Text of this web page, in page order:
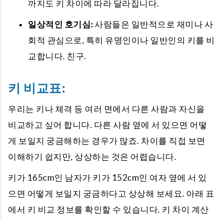
까지도 키 차이에 따라 달라집니다.
일상적인 호기심: 사람들은 일반적으로 재미나 사
회적 관심으로, 특히 유명인이나 일반인의 키를 비
교합니다. 친구.
키 비교표:
우리는 키나 체격 등 여러 면에서 다른 사람과 자신을
비교하고 싶어 합니다. 다른 사람 옆에 서 있으면 어떻
게 보일지 궁금해하는 경우가 많죠. 차이를 직접 보면
이해하기 쉽지만, 상상하는 것은 어렵습니다.
키가 165cm인 남자가 키가 152cm인 여자 옆에 서 있
으면 어떻게 보일지 궁금하다고 상상해 보세요. 아래 표
에서 키 비교 정보를 확인할 수 있습니다. 키 차이 계산